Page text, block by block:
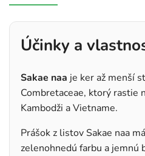
Účinky a
Sakae naa je ker až menší
Combretaceae, ktorý rastie
Kambodži a Vietname.
Prášok z listov Sakae naa
zelenohnedú farbu a jemnú